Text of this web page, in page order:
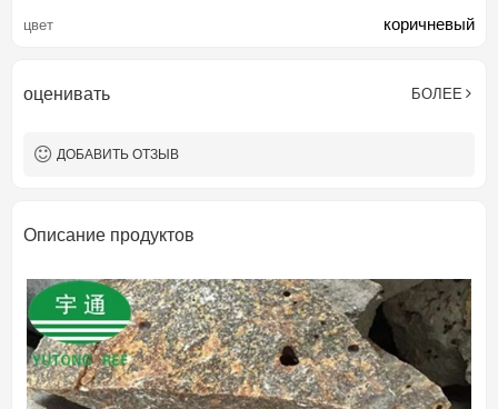
цвет коричневый
оценивать БОЛЕЕ
ДОБАВИТЬ ОТЗЫВ
Описание продуктов